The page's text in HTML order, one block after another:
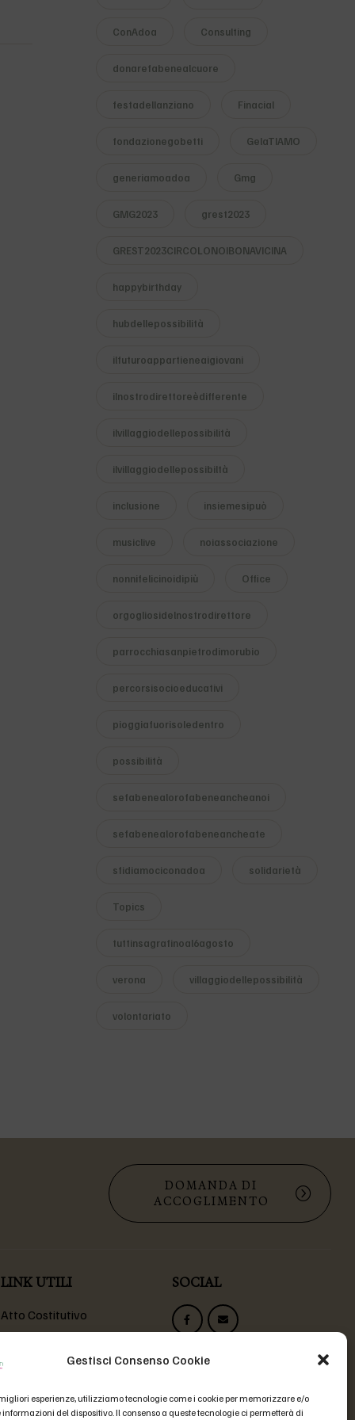
Gestisci Consenso Cookie
esperienze, utilizziamo tecnologie come i cookie per memorizzare e/o
del dispositivo. Il consenso a queste tecnologie ci permetterà di
ConAdoa Consulting
donarefabenealcuore
festadellanziano Finacial
fondazionegobetti GelaTIAMO
generiamoadoa Gmg
GMG2023 grest2023
GREST2023CIRCOLONOIBONAVICINA
happybirthday
hubdellepossibilità
ilfuturoappartieneaigiovani
ilnostrodirettoreèdifferente
ilvillaggiodellepossibilità
ilvillaggiodellepossibiltà
inclusione insiemesipuò
musiclive noiassociazione
nonnifelicinoidipiù Office
orgogliosidelnostrodirettore
parrocchiasanpietrodimorubio
percorsisocioeducativi
pioggiafuorisoledentro
possibilità
sefabenealorofabeneancheanoi
sefabenealorofabeneancheate
sfidiamociconadoa solidarietà
Topics
tuttinsagrafinoal6agosto
verona villaggiodellepossibilità
volontariato
DOMANDA DI
ACCOGLIMENTO
LINK UTILI
Atto Costitutivo
Statuto Fondazione
Codice Etico
SOCIAL